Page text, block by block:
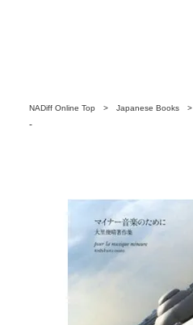
NADiff Online Top > Japanese Books
-